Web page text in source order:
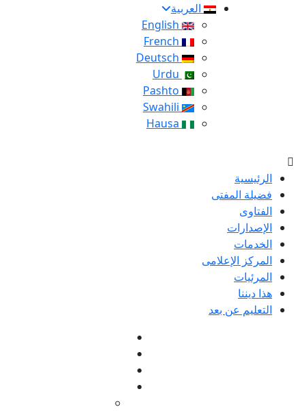
العربية
الرئيسية
فضيلة المفتى
الفتاوى
الإصدارات
الخدمات
المركز الإعلامى
المرئيات
هذا ديننا
التعليم عن بعد